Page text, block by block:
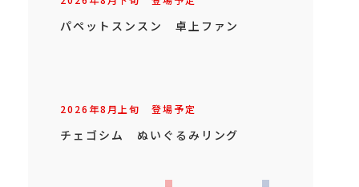
パペットスンスン 卓上ファン
2026年8月上旬 登場予定
チェゴシム ぬいぐるみリング